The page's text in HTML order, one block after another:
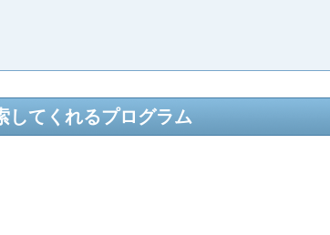
してくれるプログラム